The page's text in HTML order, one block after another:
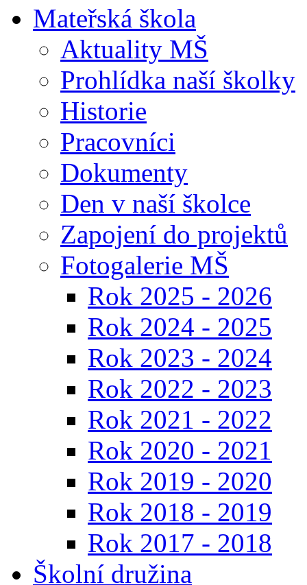
Mateřská škola
Aktuality MŠ
Prohlídka naší školky
Historie
Pracovníci
Dokumenty
Den v naší školce
Zapojení do projektů
Fotogalerie MŠ
Rok 2025 - 2026
Rok 2024 - 2025
Rok 2023 - 2024
Rok 2022 - 2023
Rok 2021 - 2022
Rok 2020 - 2021
Rok 2019 - 2020
Rok 2018 - 2019
Rok 2017 - 2018
Školní družina